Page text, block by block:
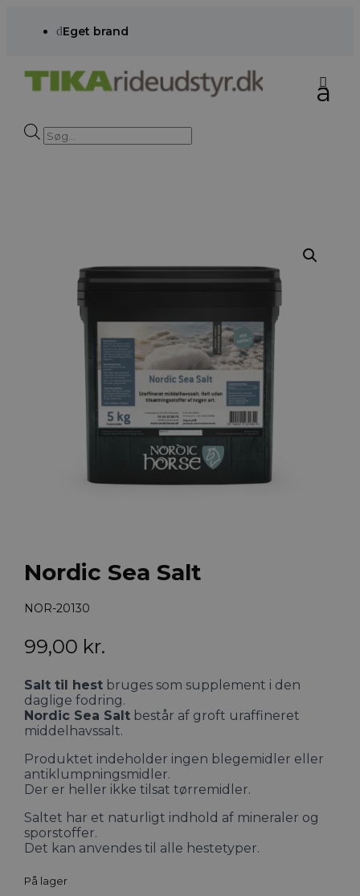
dEget brand
Products
search
Nordic Sea Salt
NOR-20130
99,00 kr.
Salt til hestbruges som supplement i den
daglige fodring.
Nordic Sea Saltbestår af groft uraffineret
middelhavssalt.
Produktet indeholder ingen blegemidler eller
antiklumpningsmidler.
Der er heller ikke tilsat tørremidler.
Saltet har et naturligt indhold af mineraler og
sporstoffer.
Det kan anvendes til alle hestetyper.
På lager